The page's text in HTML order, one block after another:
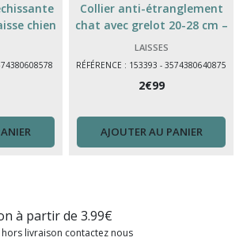
chien
Collier anti-étranglement
chat avec grelot 20-28 cm –
Collier réglable sécurisé
polyester
LAISSES
RÉFÉRENCE : 153393 - 3574380640875
2€99
AJOUTER AU PANIER
à partir de 3.99€
livraison contactez nous